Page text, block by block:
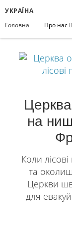
УКРАЇНА
Головна
Про нас
на
Коли
та
Церкви
для